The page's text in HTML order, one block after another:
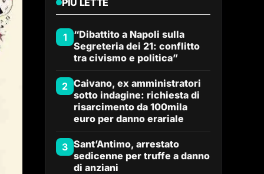
PIÙ LETTE
1
“Dibattito a Napoli sulla
Segreteria dei 21: conflitto
tra civismo e politica”
2 Caivano, ex amministratori
sotto indagine: richiesta di
risarcimento da 100mila
euro per danno erariale
3 Sant’Antimo, arrestato
sedicenne per truffe a danno
di anziani